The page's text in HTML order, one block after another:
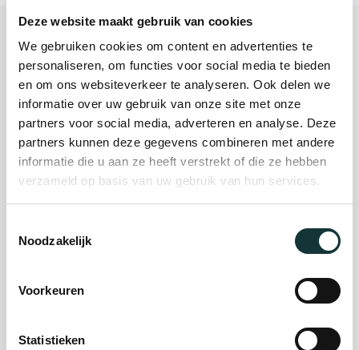
Deze website maakt gebruik van cookies
We gebruiken cookies om content en advertenties te
personaliseren, om functies voor social media te bieden
en om ons websiteverkeer te analyseren. Ook delen we
informatie over uw gebruik van onze site met onze
partners voor social media, adverteren en analyse. Deze
partners kunnen deze gegevens combineren met andere
informatie die u aan ze heeft verstrekt of die ze hebben
verzameld op basis van uw gebruik van hun services.
Noodzakelijk
Voorkeuren
Statistieken
Plan je bezoek
Evenement
organiseren
Orgel Masterclass